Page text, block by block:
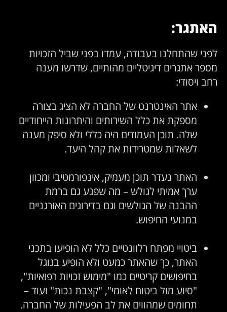
האתגר:
לפני שהתחלנו בעבודה, עמדו בפני שביל הזכויות
מספר אתגרים דיגיטליים מהותיים, שדרשו מענה
רחב ויסודי:
אתר האינטרנט של החברה לא הציג בצורה
מספקת את כלל השירותים והיתרונות הייחודיים
שלה. תוכן העמודים היה כללי ולא סיפק מענה
לשאלות שמטרידות את קהל היעד.
האתר נעדר תוכן מעמיק, אינפורמטיבי ומכוון
ערך אמיתי לגולש – מה שפגע גם ברמת
ההבנה של הגולשים וגם בדירוגים האורגניים
במנועי החיפוש.
ביטויי מפתח רלוונטיים כלל לא הופיעו בתכני
האתר, כך שהאתר כמעט ולא הופיע בגוגל
בחיפושים קריטיים כמו "מימוש זכויות רפואיות",
"סיוע מול ביטוח לאומי", "קצבת נכות" ועוד –
תחומים שמהווים את לב הפעילות של החברה.